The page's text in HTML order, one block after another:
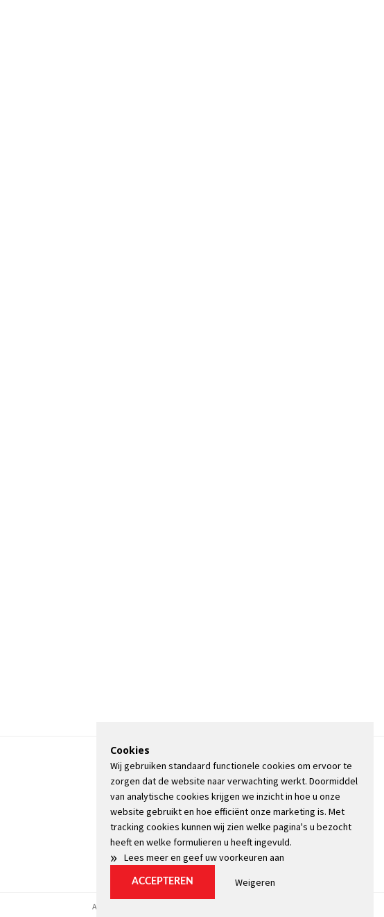
OVER DE STIENSER
CONTACT
ADVERTEREN
INFORMATIE
Algemene voorwaarden
Cookies
Wij gebruiken standaard functionele cookies om ervoor te
zorgen dat de website naar verwachting werkt. Doormiddel
van analytische cookies krijgen we inzicht in hoe u onze
website gebruikt en hoe efficiënt onze marketing is. Met
tracking cookies kunnen wij zien welke pagina's u bezocht
heeft en welke formulieren u heeft ingevuld.
» Lees meer en geef uw voorkeuren aan
ACCEPTEREN Weigeren